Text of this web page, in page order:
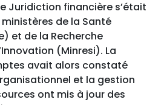
Juridiction financière s’était
de la Santé
et de la Recherche
(Minresi). La
avait alors constaté
et la gestion
ont mis à jour des